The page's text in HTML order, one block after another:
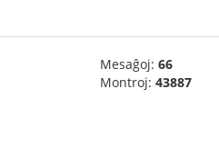
Mesaĝoj: 66
Montroj: 43887